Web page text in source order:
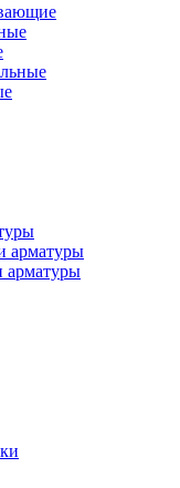
арматуры
арматуры